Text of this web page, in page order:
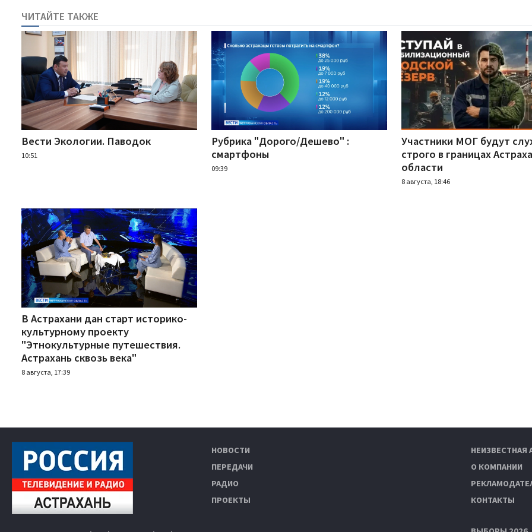
ЧИТАЙТЕ ТАКЖЕ
Вести Экологии. Паводок
10:51
Рубрика "Дорого/Дешево" :
смартфоны
09:39
Участники МОГ будут
строго в границах
области
8 августа, 18:46
В Астрахани дан старт историко-
культурному проекту
"Этнокультурные путешествия.
Астрахань сквозь века"
8 августа, 17:39
НОВОСТИ
ПЕРЕДАЧИ
РАДИО
ПРОЕКТЫ
НЕИЗВЕСТНАЯ
О КОМПАНИИ
КОНТАКТЫ